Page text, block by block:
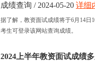
成绩查询 / 2024-05-20
据了解，教资面试成绩将于6月14日
考生可登录该网站查询成绩。
详细
2024上半年教资面试成绩